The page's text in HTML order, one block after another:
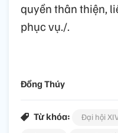
quyền thân thiện,
phục vụ./.
Đồng Thúy
Từ khóa: Đại hội